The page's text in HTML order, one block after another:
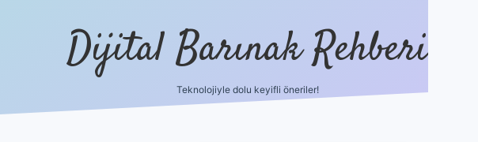
Dijital Barınak Rehberi
Teknolojiyle dolu keyifli öneriler!